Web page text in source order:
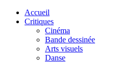
Skip
Accueil
Critiques
Cinéma
Bande dessinée
Arts visuels
Danse